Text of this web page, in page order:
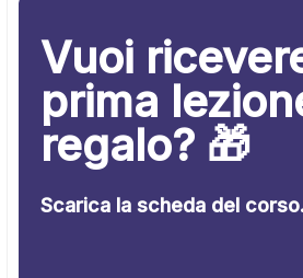
Vuoi
prima
regalo? 🎁
Scarica la scheda del